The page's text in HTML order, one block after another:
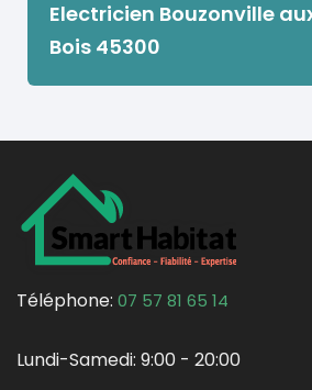
Electricien Bouzonville
Bois 45300
Téléphone: 07 57 81 65 14
Lundi-Samedi: 9:00 - 20:00